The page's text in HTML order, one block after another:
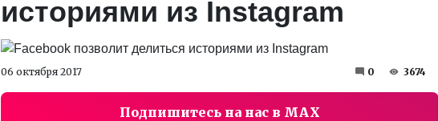
историями из Instagram
06 октября 2017 0 3674
Подпишитесь на нас в MAX